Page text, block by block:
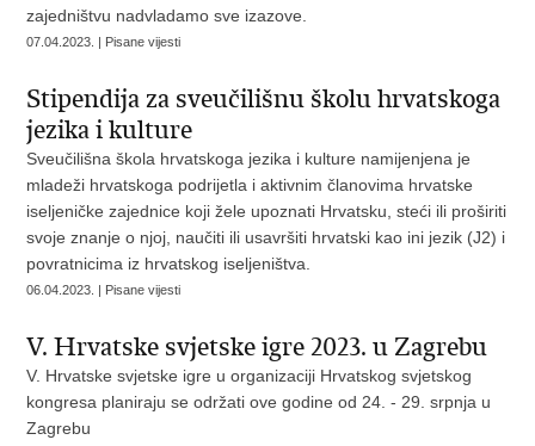
zajedništvu nadvladamo sve izazove.
07.04.2023. | Pisane vijesti
Stipendija za sveučilišnu školu hrvatskoga
jezika i kulture
Sveučilišna škola hrvatskoga jezika i kulture namijenjena je
mladeži hrvatskoga podrijetla i aktivnim članovima hrvatske
iseljeničke zajednice koji žele upoznati Hrvatsku, steći ili proširiti
svoje znanje o njoj, naučiti ili usavršiti hrvatski kao ini jezik (J2) i
povratnicima iz hrvatskog iseljeništva.
06.04.2023. | Pisane vijesti
V. Hrvatske svjetske igre 2023. u Zagrebu
V. Hrvatske svjetske igre u organizaciji Hrvatskog svjetskog
kongresa planiraju se održati ove godine od 24. - 29. srpnja u
Zagrebu